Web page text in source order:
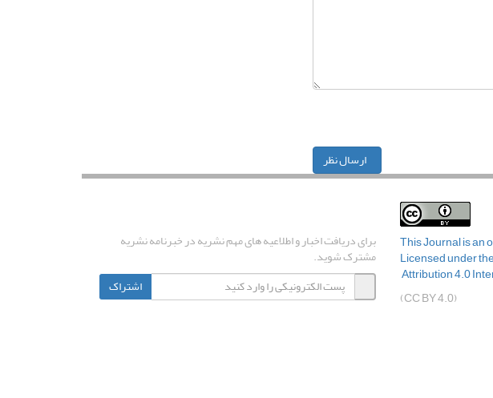
ارسال نظر
This Journal is an
Licensedunder
Attribution 4.0
(CC BY 4.0)
برای دریافت اخبار و اطلاعیه های مهم نشریه در خبرنامه نشریه
مشترک شوید.
اشتراک